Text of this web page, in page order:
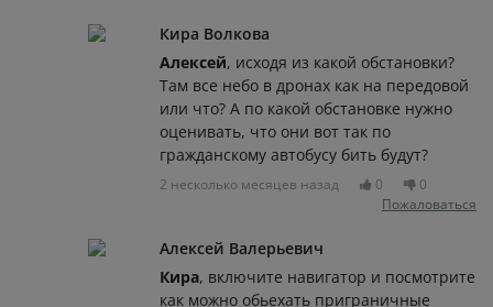
Кира Волкова
Алексей, исходя из какой обстановки?
Там все небо в дронах как на передовой
или что? А по какой обстановке нужно
оценивать, что они вот так по
гражданскому автобусу бить будут?
2 несколько месяцев назад 0
0
Пожаловаться
Алексей Валерьевич
Кира, включите навигатор и посмотрите
как можно обьехать приграничные